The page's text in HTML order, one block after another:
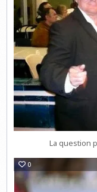
La question
0